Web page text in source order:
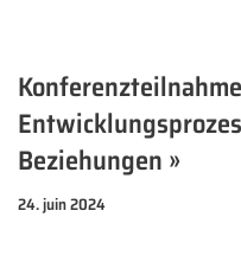
Beziehungen »
24. juin 2024